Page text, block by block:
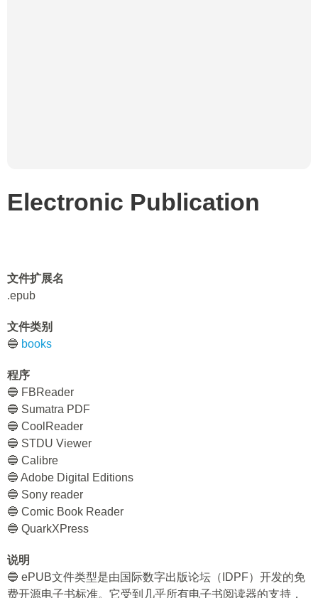
Electronic Publication
文件扩展名
.epub
文件类别
🔵 books
程序
🔵 FBReader
🔵 Sumatra PDF
🔵 CoolReader
🔵 STDU Viewer
🔵 Calibre
🔵 Adobe Digital Editions
🔵 Sony reader
🔵 Comic Book Reader
🔵 QuarkXPress
说明
🔵 ePUB文件类型是由国际数字出版论坛（IDPF）开发的免
费开源电子书标准。它受到几乎所有电子书阅读器的支持，